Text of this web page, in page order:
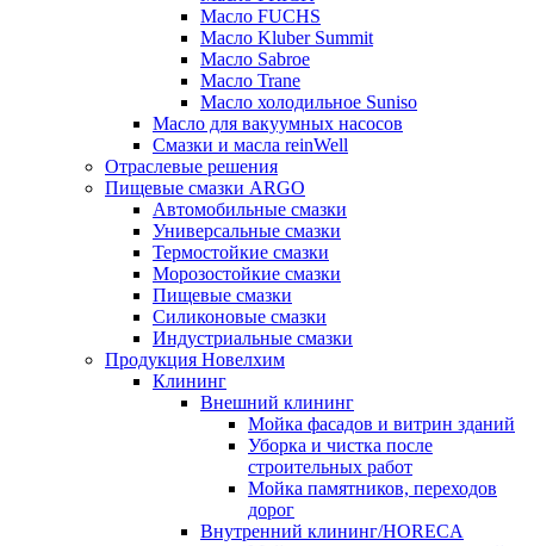
Масло FUCHS
Масло Kluber Summit
Масло Sabroe
Масло Trane
Масло холодильное Suniso
Масло для вакуумных насосов
Смазки и масла reinWell
Отраслевые решения
Пищевые смазки ARGO
Автомобильные смазки
Универсальные смазки
Термостойкие смазки
Морозостойкие смазки
Пищевые смазки
Силиконовые смазки
Индустриальные смазки
Продукция Новелхим
Клининг
Внешний клининг
Мойка фасадов и витрин зданий
Уборка и чистка после
строительных работ
Мойка памятников, переходов
дорог
Внутренний клининг/HORECA